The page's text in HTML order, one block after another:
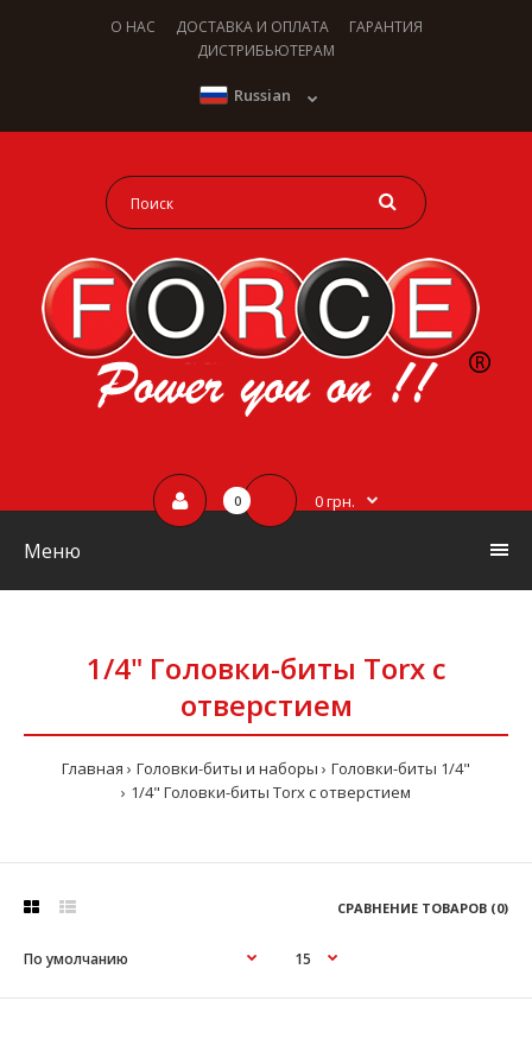
О НАС ДОСТАВКА И ОПЛАТА
ГАРАНТИЯ
ДИСТРИБЬЮТЕРАМ
Russian
0 0 грн.
Меню
1/4" Головки-биты Torx с
отверстием
Главная Головки-биты и наборы
Головки-биты 1/4"
1/4" Головки-биты Torx с отверстием
СРАВНЕНИЕ ТОВАРОВ (0)